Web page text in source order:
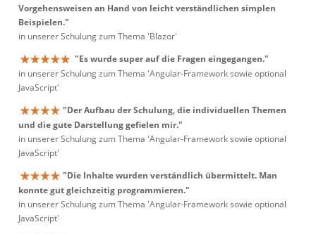
Vorgehensweisen an Hand von leicht verständlichen simplen
Beispielen."
in unserer Schulung zum Thema 'Blazor'
"Es wurde super auf die Fragen eingegangen."
in unserer Schulung zum Thema 'Angular-Framework sowie optional
JavaScript'
"Der Aufbau der Schulung, die individuellen Themen
und die gute Darstellung gefielen mir."
in unserer Schulung zum Thema 'Angular-Framework sowie optional
JavaScript'
"Die Inhalte wurden verständlich übermittelt. Man
konnte gut gleichzeitig programmieren."
in unserer Schulung zum Thema 'Angular-Framework sowie optional
JavaScript'